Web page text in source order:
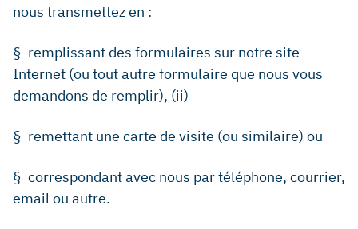
nous transmettez en :
§ remplissant des formulaires sur notre site
Internet (ou tout autre formulaire que nous vous
demandons de remplir), (ii)
§ remettant une carte de visite (ou similaire) ou
§ correspondant avec nous par téléphone, courrier,
email ou autre.